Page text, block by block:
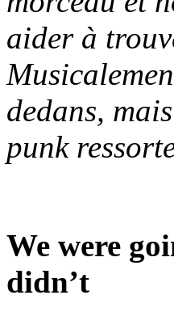
aider à
dedans,
punk
We were
didn’t